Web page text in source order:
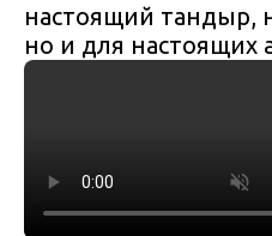
настоящий тандыр,
но и для настоящих